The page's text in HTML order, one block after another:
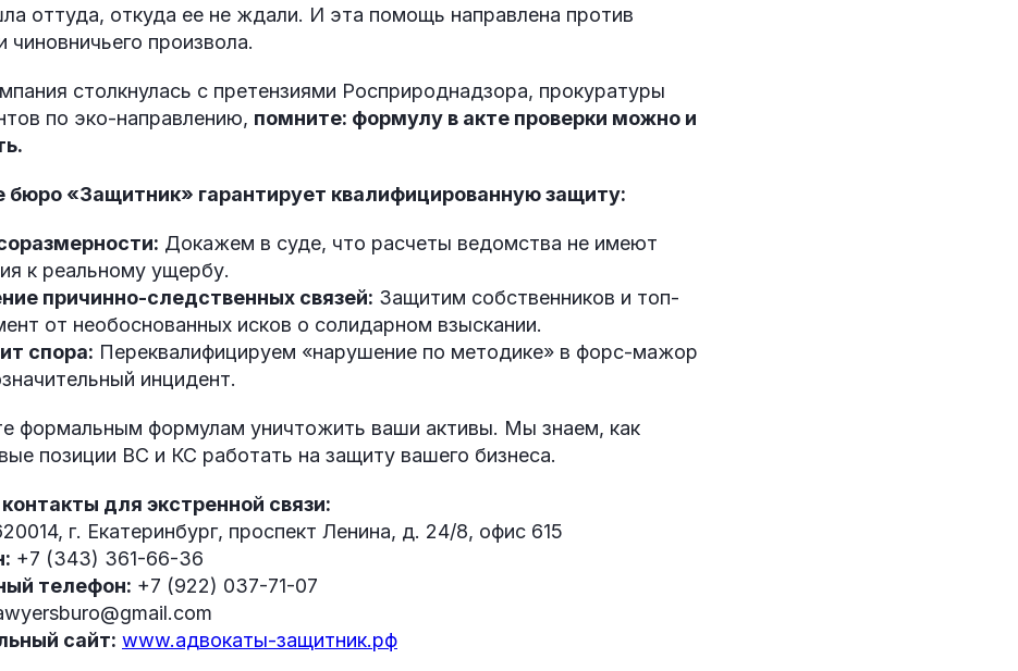
оттуда, откуда ее не ждали. И эта помощь направлена против
чиновничьего произвола.
столкнулась с претензиями Росприроднадзора, прокуратуры
по эко-направлению, помните: формулу в акте проверки можно и
бюро «Защитник» гарантирует квалифицированную защиту:
Докажем в суде, что расчеты ведомства не имеют
к реальному ущербу.
причинно-следственных связей: Защитим собственников и топ-
от необоснованных исков о солидарном взыскании.
спора: Переквалифицируем «нарушение по методике» в форс-мажор
инцидент.
формальным формулам уничтожить ваши активы. Мы знаем, как
позиции ВС и КС работать на защиту вашего бизнеса.
для экстренной связи:
г. Екатеринбург, проспект Ленина, д. 24/8, офис 615
+7 (343) 361-66-36
телефон: +7 (922) 037-71-07
сайт: www.адвокаты-защитник.рф